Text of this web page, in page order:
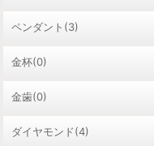
ペンダント(3)
金杯(0)
金歯(0)
ダイヤモンド(4)